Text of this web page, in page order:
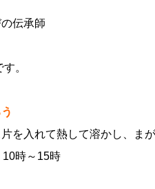
伝承師
。
を入れて熱して溶かし、ま
時～15時